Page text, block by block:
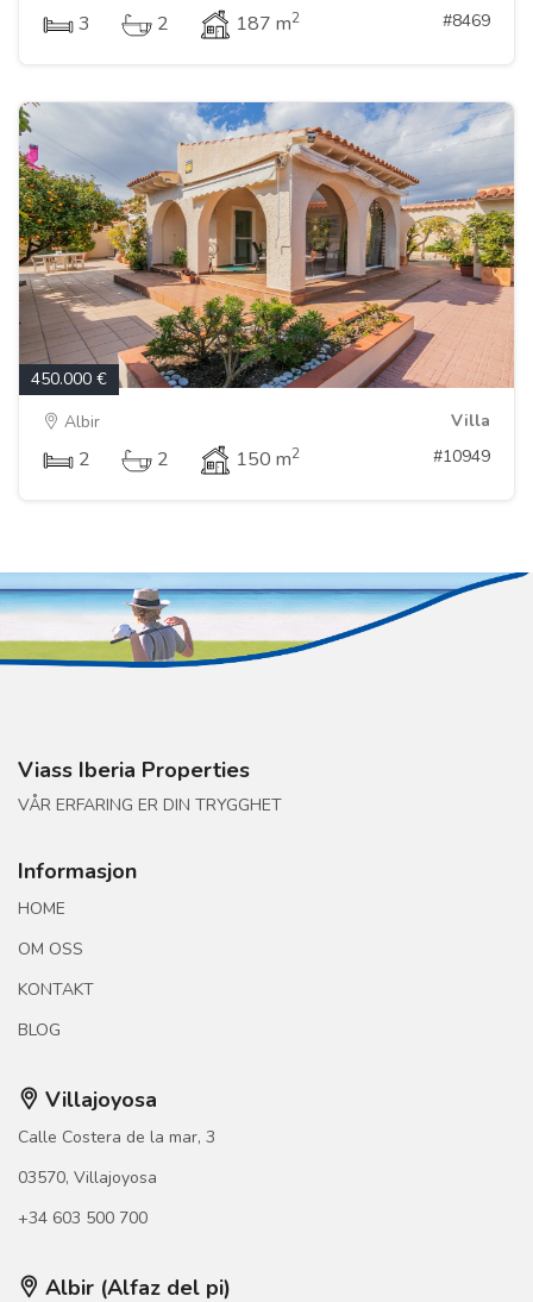
3 2 187 m2 #8469
450.000 €
Albir
Villa
2 2 150 m2 #10949
Viass Iberia Properties
VÅR ERFARING ER DIN TRYGGHET
Informasjon
HOME
OM OSS
KONTAKT
BLOG
Villajoyosa
Calle Costera de la mar, 3
03570, Villajoyosa
+34 603 500 700
Albir (Alfaz del pi)